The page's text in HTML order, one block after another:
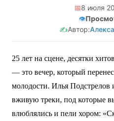
📅8 июля
👁️
✍️Автор:
25 лет на сцене, десятки
— это вечер, который
молодости. Илья
вживую треки, под которые
влюблялись и пели хором: